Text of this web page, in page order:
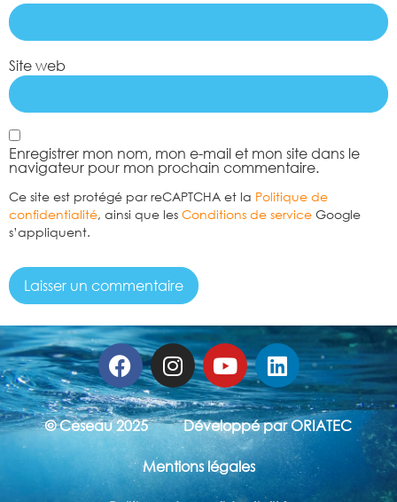
Site web
Enregistrer mon nom, mon e-mail et mon site dans le
navigateur pour mon prochain commentaire.
Ce site est protégé par reCAPTCHA et la Politique de
confidentialité, ainsi que les Conditions de service Google
s’appliquent.
© Ceseau 2025 Développé par ORIATEC
Mentions légales